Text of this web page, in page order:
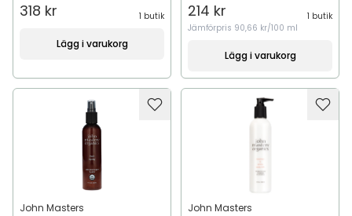
318 kr 1 butik
Lägg i varukorg
214 kr
1 butik
Jämförpris 90,66 kr/100 ml
Lägg i varukorg
John Masters John Masters